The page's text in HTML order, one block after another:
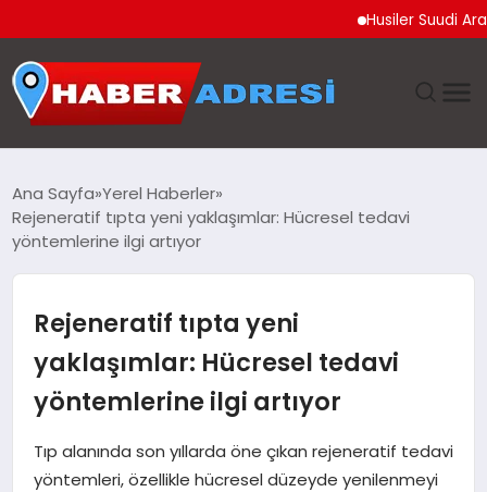
Husiler Suudi
GÜNDEM
EKONOMI
TEKNOLOJI
EĞITIM
Ana Sayfa Yerel Haberler
Rejeneratif tıpta yeni yaklaşımlar: Hücresel tedavi
yöntemlerine ilgi artıyor
Rejeneratif tıpta yeni
yaklaşımlar: Hücresel tedavi
yöntemlerine ilgi artıyor
Tıp alanında son yıllarda öne çıkan rejeneratif tedavi
yöntemleri, özellikle hücresel düzeyde yenilenmeyi